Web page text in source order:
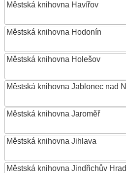
Městská knihovna Havířov
Městská knihovna Hodonín
Městská knihovna Holešov
Městská knihovna Jablonec nad
Městská knihovna Jaroměř
Městská knihovna Jihlava
Městská knihovna Jindřichův